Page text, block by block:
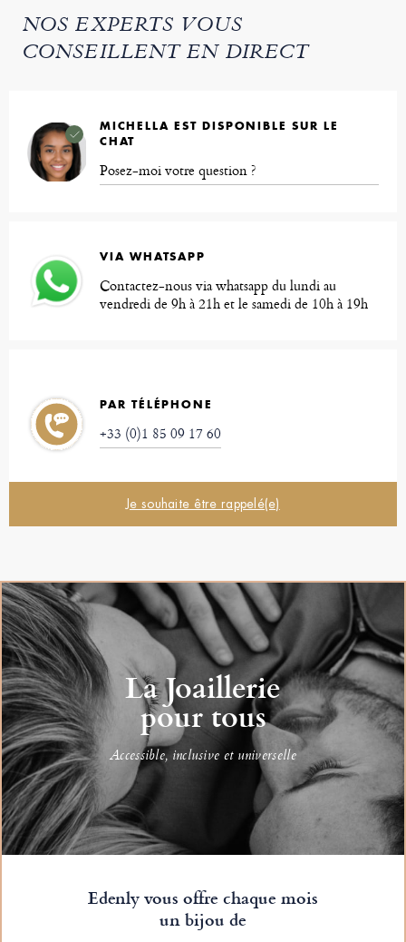
NOS EXPERTS VOUS
CONSEILLENT EN DIRECT
MICHELLA EST DISPONIBLE SUR LE
CHAT
Posez-moi votre question ?
VIA WHATSAPP
Contactez-nous via whatsapp du lundi au
vendredi de 9h à 21h et le samedi de 10h à 19h
PAR TÉLÉPHONE
+33 (0)1 85 09 17 60
Je souhaite être rappelé(e)
La Joaillerie
pour tous
Accessible, inclusive et universelle
Edenly vous offre chaque mois
un bijou de